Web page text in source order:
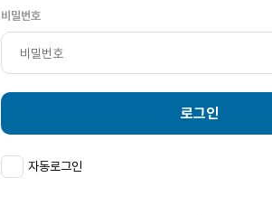
비밀번호
로그인
자동로그인